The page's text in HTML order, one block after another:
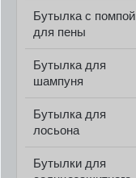
Бутылка с помпой
для пены
Бутылка для
шампуня
Бутылка для
лосьона
Бутылки для